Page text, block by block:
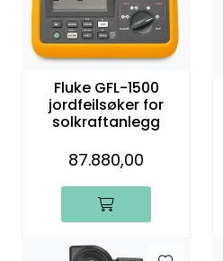
Fluke GFL-1500
jordfeilsøker for
solkraftanlegg
87.880,00
Kalibratorer
Undervisning
Navigasjon & Kommunikasjon
Maskinvern & Instrumentering